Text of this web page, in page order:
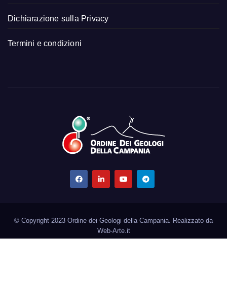
Dichiarazione sulla Privacy
Termini e condizioni
© Copyright 2023 Ordine dei Geologi della Campania. Realizzato da
Web-Arte.it